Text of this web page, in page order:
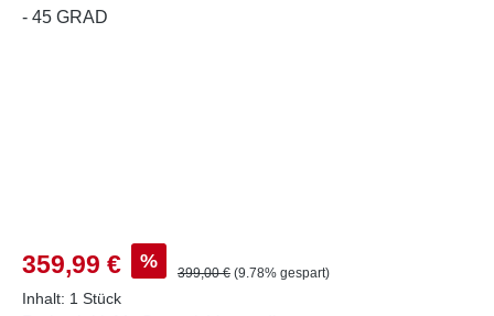
Verkaufspreis:
359,99 € % Regulärer Preis:
399,00 € (9.78% gespart)
Inhalt: 1 Stück